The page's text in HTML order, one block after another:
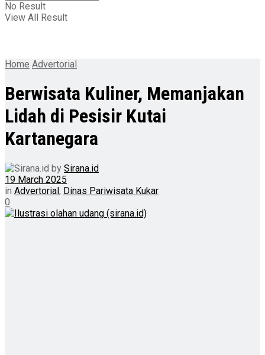
No Result
View All Result
Home Advertorial
Berwisata Kuliner, Memanjakan
Lidah di Pesisir Kutai
Kartanegara
by Sirana.id
19 March 2025
in Advertorial, Dinas Pariwisata Kukar
0